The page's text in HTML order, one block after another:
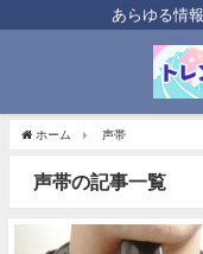
あらゆる情
ホーム 声帯
声帯の記事一覧